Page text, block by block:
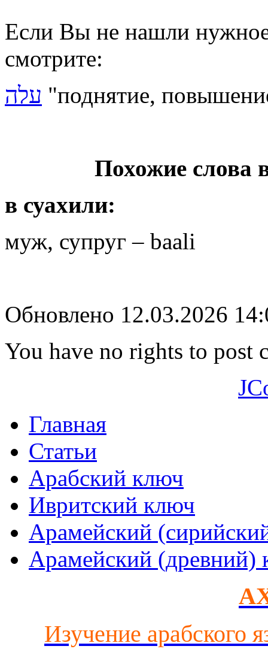
Если Вы не нашли нужное
смотрите:
עלה "поднятие,
Похожие слова
в суахили:
муж, супруг – baali
Обновлено 12.03.2026
You have no rights to post
Главная
Статьи
Арабский ключ
Ивритский ключ
Арамейский
Арамейский (древний)
Изучение арабского